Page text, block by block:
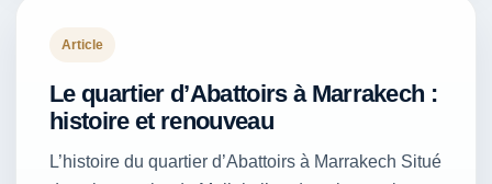
Article
Le quartier d’Abattoirs à Marrakech :
histoire et renouveau
L’histoire du quartier d’Abattoirs à Marrakech Situé